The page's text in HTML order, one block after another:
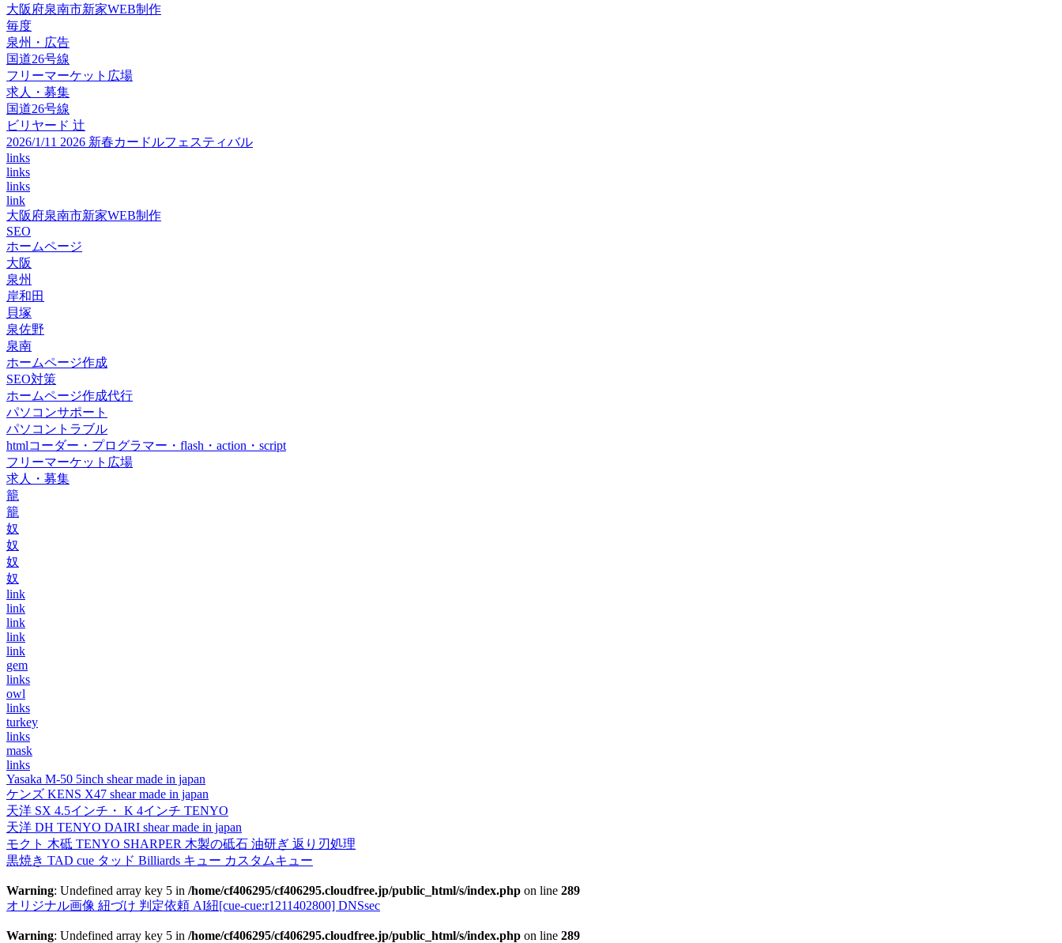
大阪府泉南市新家WEB制作
毎度
泉州・広告
国道26号線
フリーマーケット広場
求人・募集
国道26号線
ビリヤード 辻
2026/1/11 2026 新春カードルフェスティバル
links
links
links
link
大阪府泉南市新家WEB制作
SEO
ホームページ
大阪
泉州
岸和田
貝塚
泉佐野
泉南
ホームページ作成
SEO対策
ホームページ作成代行
パソコンサポート
パソコントラブル
htmlコーダー・プログラマー・flash・action・script
フリーマーケット広場
求人・募集
籠
籠
奴
奴
奴
奴
link
link
link
link
link
gem
links
owl
links
turkey
links
mask
links
Yasaka M-50 5inch shear made in japan
ケンズ KENS X47 shear made in japan
天洋 SX 4.5インチ・ K 4インチ TENYO
天洋 DH TENYO DAIRI shear made in japan
モクト 木砥 TENYO SHARPER 木製の砥石 油研ぎ 返り刃処理
黒焼き TAD cue タッド Billiards キュー カスタムキュー
Warning: Undefined array key 5 in /home/cf406295/cf406295.cloudfree.jp/public_html/s/index.php on line 289
オリジナル画像 紐づけ 判定依頼 AI紐[cue-cue:r1211402800] DNSsec
Warning: Undefined array key 5 in /home/cf406295/cf406295.cloudfree.jp/public_html/s/index.php on line 289